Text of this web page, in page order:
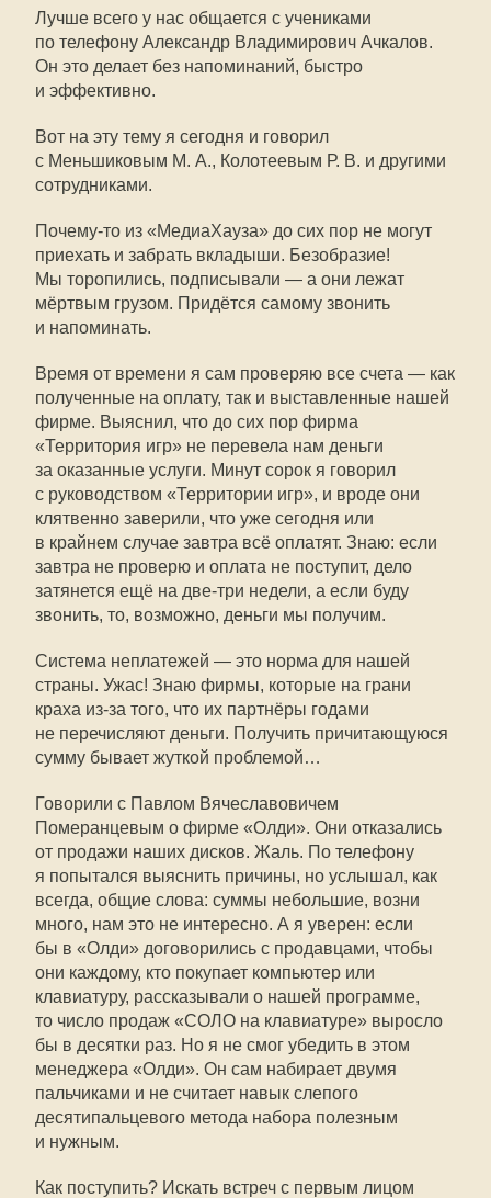
Лучше всего у нас общается с учениками
по телефону Александр Владимирович Ачкалов.
Он это делает без напоминаний, быстро
и эффективно.
Вот на эту тему я сегодня и говорил
с Меньшиковым М. А., Колотеевым Р. В. и другими
сотрудниками.
Почему-то из «МедиаХауза» до сих пор не могут
приехать и забрать вкладыши. Безобразие!
Мы торопились, подписывали — а они лежат
мёртвым грузом. Придётся самому звонить
и напоминать.
Время от времени я сам проверяю все счета — как
полученные на оплату, так и выставленные нашей
фирме. Выяснил, что до сих пор фирма
«Территория игр» не перевела нам деньги
за оказанные услуги. Минут сорок я говорил
с руководством «Территории игр», и вроде они
клятвенно заверили, что уже сегодня или
в крайнем случае завтра всё оплатят. Знаю: если
завтра не проверю и оплата не поступит, дело
затянется ещё на две-три недели, а если буду
звонить, то, возможно, деньги мы получим.
Система неплатежей — это норма для нашей
страны. Ужас! Знаю фирмы, которые на грани
краха из-за того, что их партнёры годами
не перечисляют деньги. Получить причитающуюся
сумму бывает жуткой проблемой…
Говорили с Павлом Вячеславовичем
Померанцевым о фирме «Олди». Они отказались
от продажи наших дисков. Жаль. По телефону
я попытался выяснить причины, но услышал, как
всегда, общие слова: суммы небольшие, возни
много, нам это не интересно. А я уверен: если
бы в «Олди» договорились с продавцами, чтобы
они каждому, кто покупает компьютер или
клавиатуру, рассказывали о нашей программе,
то число продаж «СОЛО на клавиатуре» выросло
бы в десятки раз. Но я не смог убедить в этом
менеджера «Олди». Он сам набирает двумя
пальчиками и не считает навык слепого
десятипальцевого метода набора полезным
и нужным.
Как поступить? Искать встреч с первым лицом